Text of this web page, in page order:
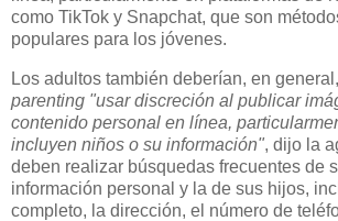
como TikTok y Snapchat, que son
populares para los jóvenes.
Los adultos también deberían, en
parenting "usar discreción al publicar
contenido personal en línea,
incluyen niños o su información", dijo la
deben realizar búsquedas frecuentes de
información personal y la de sus hijos,
completo, la dirección, el número de